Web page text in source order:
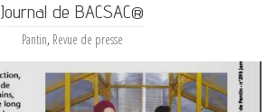
Journal de BACSAC®
Pantin, Revue de presse